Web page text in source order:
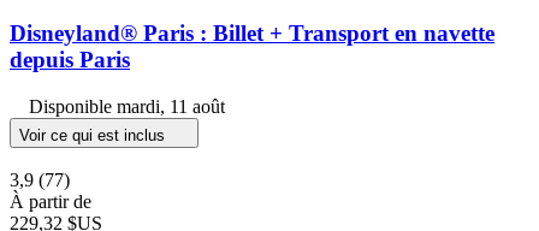
Disneyland® Paris : Billet + Transport en navette
depuis Paris
Disponible mardi, 11 août
Voir ce qui est inclus
3,9 (77)
À partir de
229,32 $US